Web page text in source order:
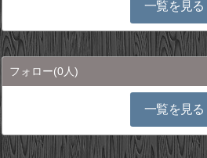
一覧を見る
フォロー(0人)
一覧を見る